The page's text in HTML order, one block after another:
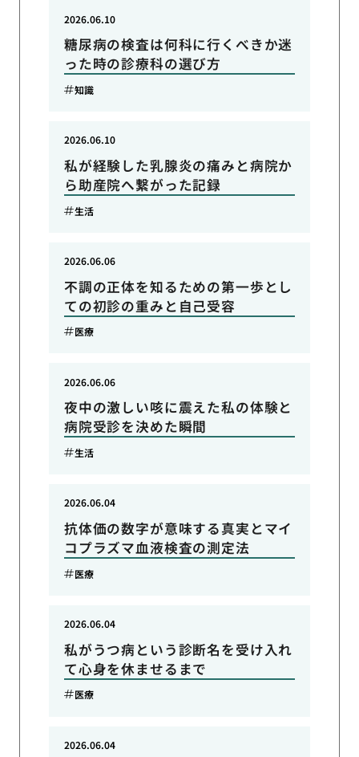
糖尿病の検査は何科に行くべきか迷
った時の診療科の選び方
2026.06.10
知識
私が経験した乳腺炎の痛みと病院か
ら助産院へ繋がった記録
2026.06.10
生活
不調の正体を知るための第一歩とし
ての初診の重みと自己受容
2026.06.06
医療
夜中の激しい咳に震えた私の体験と
病院受診を決めた瞬間
2026.06.06
生活
抗体価の数字が意味する真実とマイ
コプラズマ血液検査の測定法
2026.06.04
医療
私がうつ病という診断名を受け入れ
て心身を休ませるまで
2026.06.04
医療
2026.06.04